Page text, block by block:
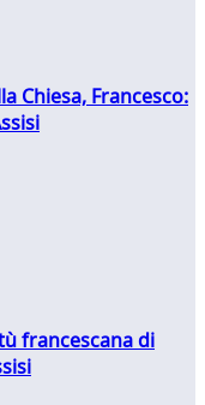
Chiesa, Francesco:
francescana di